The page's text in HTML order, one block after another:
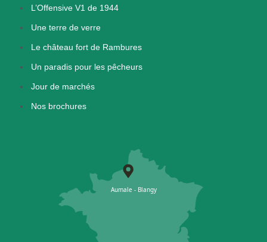
L’Offensive V1 de 1944
Une terre de verre
Le château fort de Rambures
Un paradis pour les pêcheurs
Jour de marchés
Nos brochures